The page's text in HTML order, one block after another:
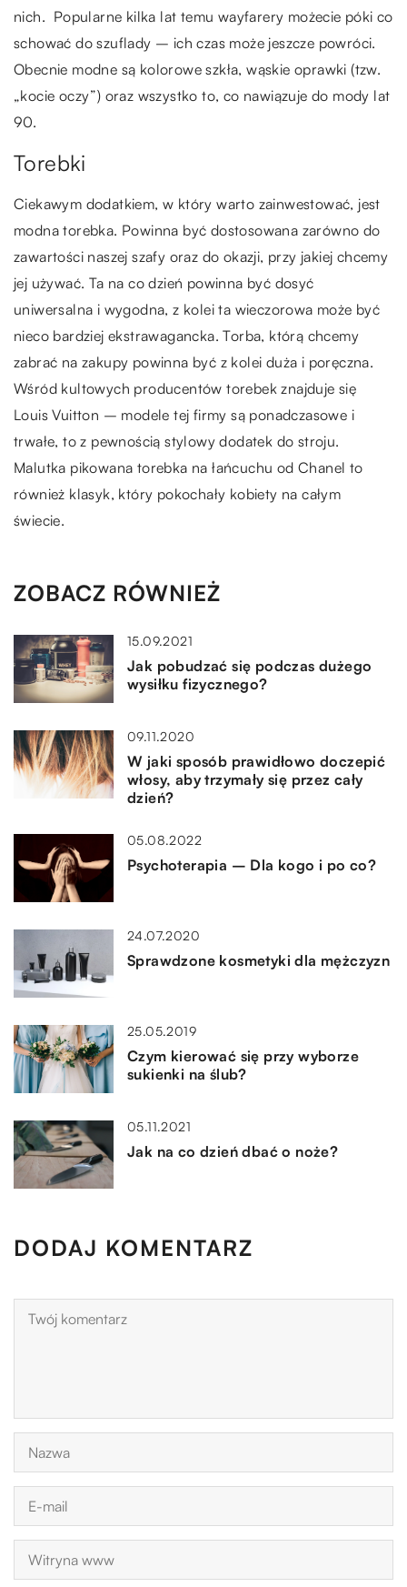
nich. Popularne kilka lat temu wayfarery możecie póki co
schować do szuflady – ich czas może jeszcze powróci.
Obecnie modne są kolorowe szkła, wąskie oprawki (tzw.
„kocie oczy”) oraz wszystko to, co nawiązuje do mody lat
90.
Torebki
Ciekawym dodatkiem, w który warto zainwestować, jest
modna torebka. Powinna być dostosowana zarówno do
zawartości naszej szafy oraz do okazji, przy jakiej chcemy
jej używać. Ta na co dzień powinna być dosyć
uniwersalna i wygodna, z kolei ta wieczorowa może być
nieco bardziej ekstrawagancka. Torba, którą chcemy
zabrać na zakupy powinna być z kolei duża i poręczna.
Wśród kultowych producentów torebek znajduje się
Louis Vuitton – modele tej firmy są ponadczasowe i
trwałe, to z pewnością stylowy dodatek do stroju.
Malutka pikowana torebka na łańcuchu od Chanel to
również klasyk, który pokochały kobiety na całym
świecie.
ZOBACZ RÓWNIEŻ
15.09.2021
Jak pobudzać się podczas dużego
wysiłku fizycznego?
09.11.2020
W jaki sposób prawidłowo doczepić
włosy, aby trzymały się przez cały
dzień?
05.08.2022
Psychoterapia – Dla kogo i po co?
24.07.2020
Sprawdzone kosmetyki dla mężczyzn
25.05.2019
Czym kierować się przy wyborze
sukienki na ślub?
05.11.2021
Jak na co dzień dbać o noże?
DODAJ KOMENTARZ